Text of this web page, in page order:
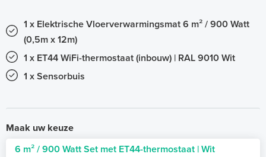
1 x Elektrische Vloerverwarmingsmat 6 m² / 900 Watt
(0,5m x 12m)
1 x ET44 WiFi-thermostaat (inbouw) | RAL 9010 Wit
1 x Sensorbuis
Maak uw keuze
6 m² / 900 Watt Set met ET44-thermostaat | Wit